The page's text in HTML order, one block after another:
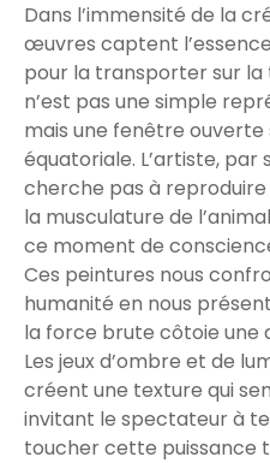
Dans l’immensité de la
œuvres captent
pour la transporter sur la
n’est pas une simple
mais une fenêtre ouverte
équatoriale. L’artiste, par
cherche pas à
la musculature de
ce moment de
Ces peintures nous
humanité en nous
la force brute côtoie une
Les jeux d’ombre et de
créent une texture qui
invitant le spectateur à
toucher cette puissance